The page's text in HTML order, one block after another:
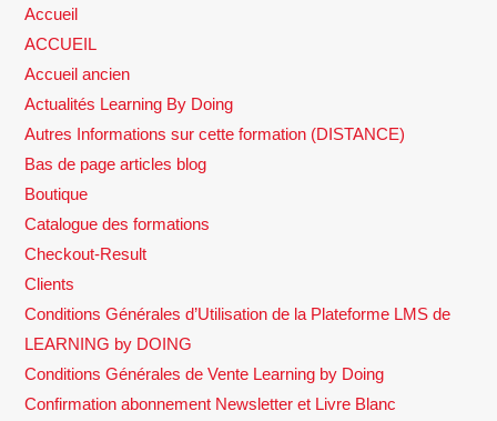
Accueil
ACCUEIL
Accueil ancien
Actualités Learning By Doing
Autres Informations sur cette formation (DISTANCE)
Bas de page articles blog
Boutique
Catalogue des formations
Checkout-Result
Clients
Conditions Générales d’Utilisation de la Plateforme LMS de
LEARNING by DOING
Conditions Générales de Vente Learning by Doing
Confirmation abonnement Newsletter et Livre Blanc